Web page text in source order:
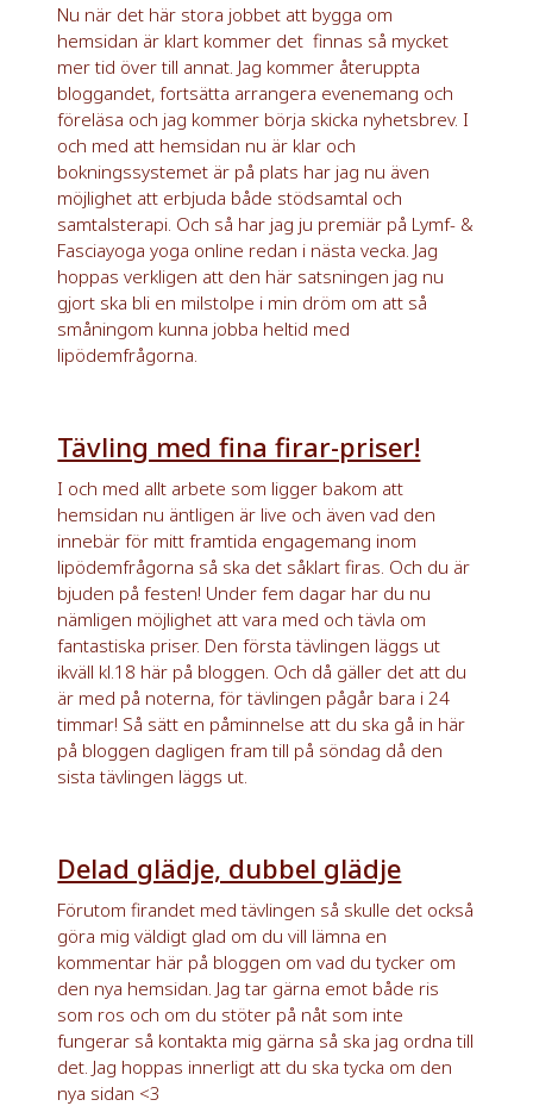
Nu när det här stora jobbet att bygga om
hemsidan är klart kommer det finnas så mycket
mer tid över till annat. Jag kommer återuppta
bloggandet, fortsätta arrangera evenemang och
föreläsa och jag kommer börja skicka nyhetsbrev. I
och med att hemsidan nu är klar och
bokningssystemet är på plats har jag nu även
möjlighet att erbjuda både stödsamtal och
samtalsterapi. Och så har jag ju premiär på Lymf- &
Fasciayoga yoga online redan i nästa vecka. Jag
hoppas verkligen att den här satsningen jag nu
gjort ska bli en milstolpe i min dröm om att så
småningom kunna jobba heltid med
lipödemfrågorna.
Tävling med fina firar-priser!
I och med allt arbete som ligger bakom att
hemsidan nu äntligen är live och även vad den
innebär för mitt framtida engagemang inom
lipödemfrågorna så ska det såklart firas. Och du är
bjuden på festen! Under fem dagar har du nu
nämligen möjlighet att vara med och tävla om
fantastiska priser. Den första tävlingen läggs ut
ikväll kl.18 här på bloggen. Och då gäller det att du
är med på noterna, för tävlingen pågår bara i 24
timmar! Så sätt en påminnelse att du ska gå in här
på bloggen dagligen fram till på söndag då den
sista tävlingen läggs ut.
Delad glädje, dubbel glädje
Förutom firandet med tävlingen så skulle det också
göra mig väldigt glad om du vill lämna en
kommentar här på bloggen om vad du tycker om
den nya hemsidan. Jag tar gärna emot både ris
som ros och om du stöter på nåt som inte
fungerar så kontakta mig gärna så ska jag ordna till
det. Jag hoppas innerligt att du ska tycka om den
nya sidan <3